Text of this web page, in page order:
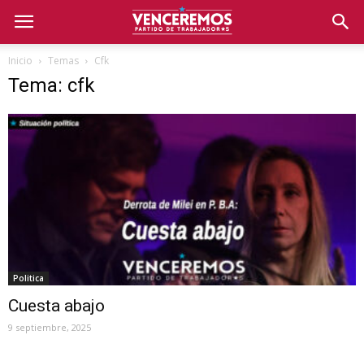
Inicio Temas Cfk
Tema: cfk
Politica
Cuesta abajo
9 septiembre, 2025